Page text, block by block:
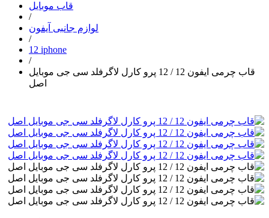
قاب موبایل
/
لوازم جانبی آیفون
/
12 iphone
/
قاب چرمی ایفون 12 / 12 پرو کارل لاگرفلد سی جی موبایل
اصل